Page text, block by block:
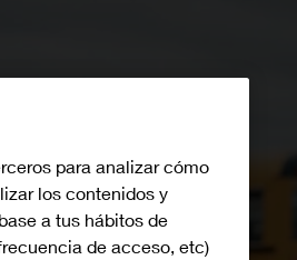
para analizar cómo
los contenidos y
a tus hábitos de
de acceso, etc)